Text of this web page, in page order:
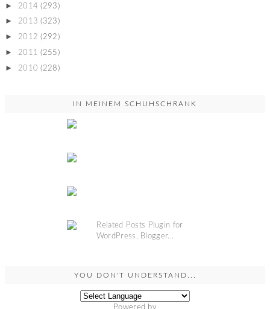
► 2014 (293)
► 2013 (323)
► 2012 (292)
► 2011 (255)
► 2010 (228)
IN MEINEM SCHUHSCHRANK
YOU DON'T UNDERSTAND...